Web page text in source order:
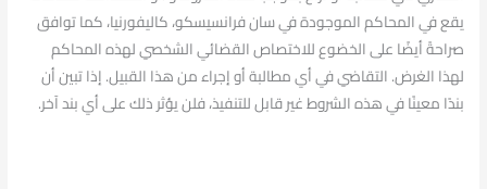
يقع في المحاكم الموجودة في سان فرانسيسكو، كاليفورنيا، كما توافق
صراحةً أيضًا على الخضوع للاختصاص القضائي الشخصي لهذه المحاكم
لهذا الغرض. التقاضي في أي مطالبة أو إجراء من هذا القبيل. إذا تبين أن
بندًا معينًا في هذه الشروط غير قابل للتنفيذ، فلن يؤثر ذلك على أي بند آخر.